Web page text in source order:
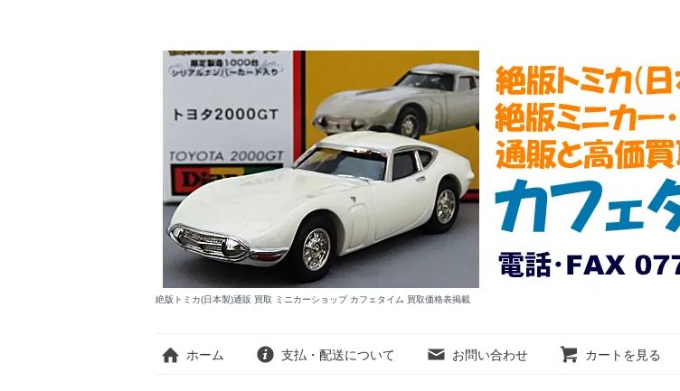
絶版トミカ(日本製)通販 買取 ミニカーショップ カフェタイム 買取価格表掲載
ホーム 支払・配送について お問い合わせ カートを見る